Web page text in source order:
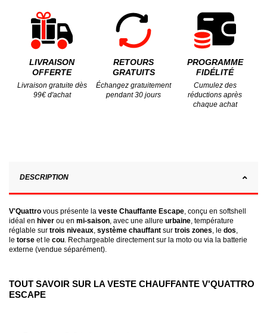
LIVRAISON
OFFERTE
Livraison gratuite dès
99€ d'achat
RETOURS
GRATUITS
Échangez gratuitement
pendant 30 jours
PROGRAMME
FIDÉLITÉ
Cumulez des
réductions après
chaque achat
DESCRIPTION
V'Quattro vous présente la veste Chauffante Escape, conçu en softshell
idéal en hiver ou en mi-saison, avec une allure urbaine, température
réglable sur trois niveaux, système chauffant sur trois zones, le dos,
le torse et le cou. Rechargeable directement sur la moto ou via la batterie
externe (vendue séparément).
TOUT SAVOIR SUR LA VESTE CHAUFFANTE V'QUATTRO
ESCAPE